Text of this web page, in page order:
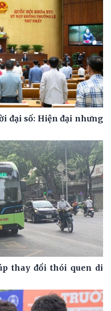
đại số: Hiện đại nhưng
thay đổi thói quen di